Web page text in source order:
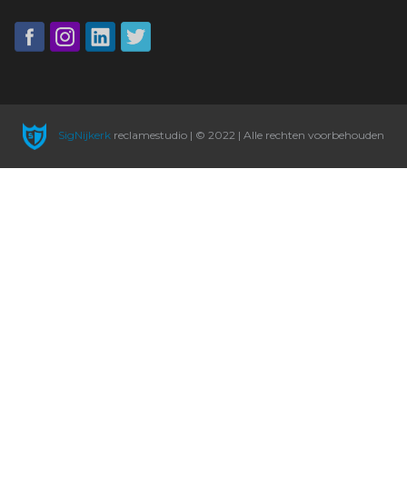
SigNijkerkreclamestudio | © 2022 | Alle rechten voorbehouden